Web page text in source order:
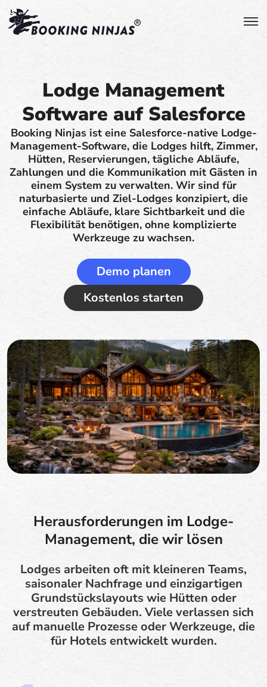
Lodge Management
Software auf Salesforce
Booking Ninjas ist eine Salesforce-native Lodge-
Management-Software, die Lodges hilft, Zimmer,
Hütten, Reservierungen, tägliche Abläufe,
Zahlungen und die Kommunikation mit Gästen in
einem System zu verwalten. Wir sind für
naturbasierte und Ziel-Lodges konzipiert, die
einfache Abläufe, klare Sichtbarkeit und die
Flexibilität benötigen, ohne komplizierte
Werkzeuge zu wachsen.
Demo planen
Kostenlos starten
Herausforderungen im Lodge-
Management, die wir lösen
Lodges arbeiten oft mit kleineren Teams,
saisonaler Nachfrage und einzigartigen
Grundstückslayouts wie Hütten oder
verstreuten Gebäuden. Viele verlassen sich
auf manuelle Prozesse oder Werkzeuge, die
für Hotels entwickelt wurden.